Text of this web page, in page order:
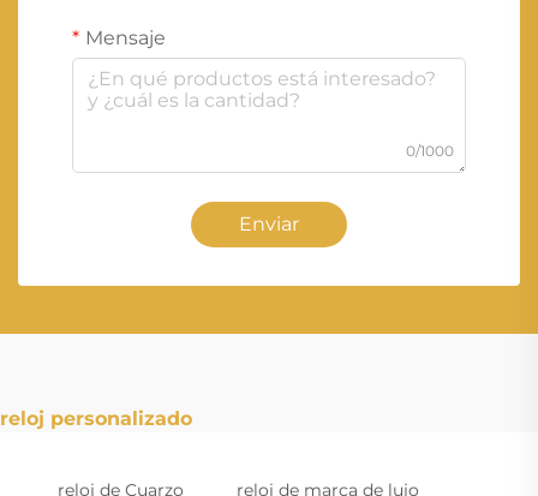
Mensaje
0/1000
Enviar
reloj personalizado
reloj de Cuarzo reloj de marca de lujo